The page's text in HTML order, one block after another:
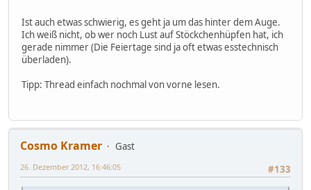
Ist auch etwas schwierig, es geht ja um das hinter dem Auge.
Ich weiß nicht, ob wer noch Lust auf Stöckchenhüpfen hat, ich
gerade nimmer (Die Feiertage sind ja oft etwas esstechnisch
überladen).
Tipp: Thread einfach nochmal von vorne lesen.
Cosmo Kramer
Gast
#133
26. Dezember 2012, 16:46:05